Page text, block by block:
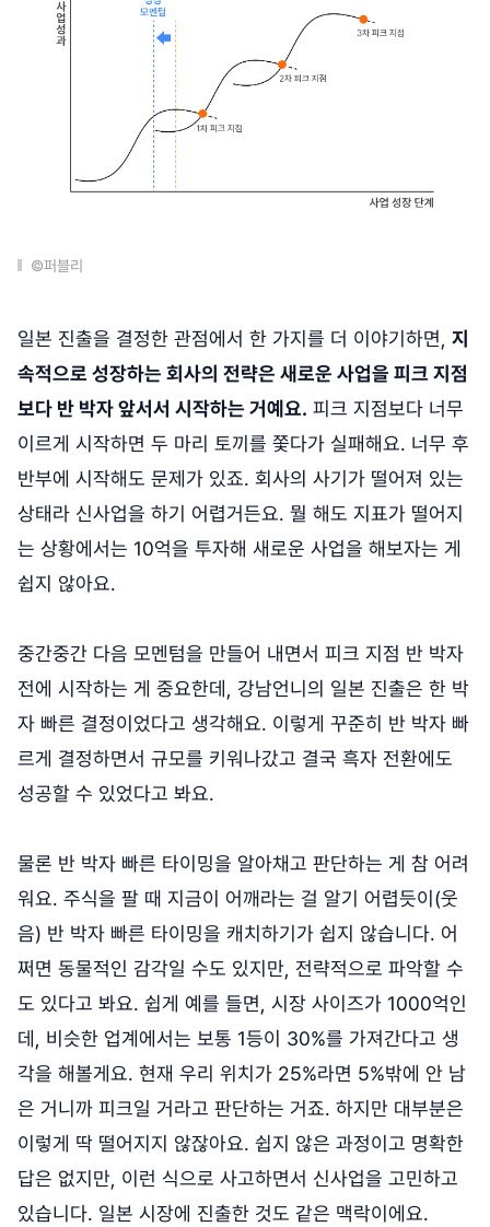
©퍼블리
일본 진출을 결정한 관점에서 한 가지를 더 이야기하면, 지
속적으로 성장하는 회사의 전략은 새로운 사업을 피크 지점
보다 반 박자 앞서서 시작하는 거예요. 피크 지점보다 너무
이르게 시작하면 두 마리 토끼를 쫓다가 실패해요. 너무 후
반부에 시작해도 문제가 있죠. 회사의 사기가 떨어져 있는
상태라 신사업을 하기 어렵거든요. 뭘 해도 지표가 떨어지
는 상황에서는 10억을 투자해 새로운 사업을 해보자는 게
쉽지 않아요.
중간중간 다음 모멘텀을 만들어 내면서 피크 지점 반 박자
전에 시작하는 게 중요한데, 강남언니의 일본 진출은 한 박
자 빠른 결정이었다고 생각해요. 이렇게 꾸준히 반 박자 빠
르게 결정하면서 규모를 키워나갔고 결국 흑자 전환에도
성공할 수 있었다고 봐요.
물론 반 박자 빠른 타이밍을 알아채고 판단하는 게 참 어려
워요. 주식을 팔 때 지금이 어깨라는 걸 알기 어렵듯이(웃
음) 반 박자 빠른 타이밍을 캐치하기가 쉽지 않습니다. 어
쩌면 동물적인 감각일 수도 있지만, 전략적으로 파악할 수
도 있다고 봐요. 쉽게 예를 들면, 시장 사이즈가 1000억인
데, 비슷한 업계에서는 보통 1등이 30%를 가져간다고 생
각을 해볼게요. 현재 우리 위치가 25%라면 5%밖에 안 남
은 거니까 피크일 거라고 판단하는 거죠. 하지만 대부분은
이렇게 딱 떨어지지 않잖아요. 쉽지 않은 과정이고 명확한
답은 없지만, 이런 식으로 사고하면서 신사업을 고민하고
있습니다. 일본 시장에 진출한 것도 같은 맥락이에요.